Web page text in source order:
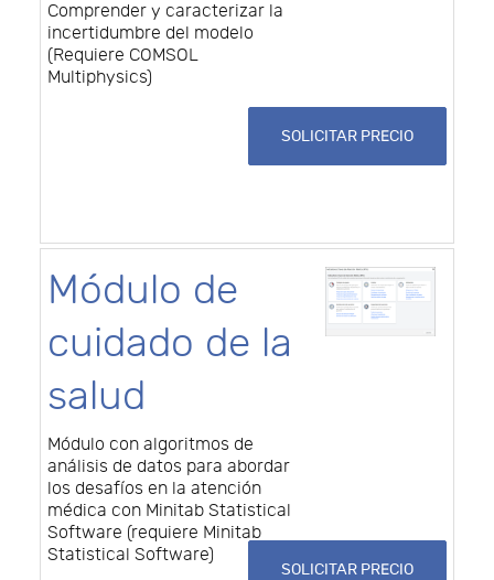
Comprender y caracterizar la
incertidumbre del modelo
(Requiere COMSOL
Multiphysics)
SOLICITAR PRECIO
Módulo de
cuidado de la
salud
Módulo con algoritmos de
análisis de datos para abordar
los desafíos en la atención
médica con Minitab Statistical
Software (requiere Minitab
Statistical Software)
SOLICITAR PRECIO